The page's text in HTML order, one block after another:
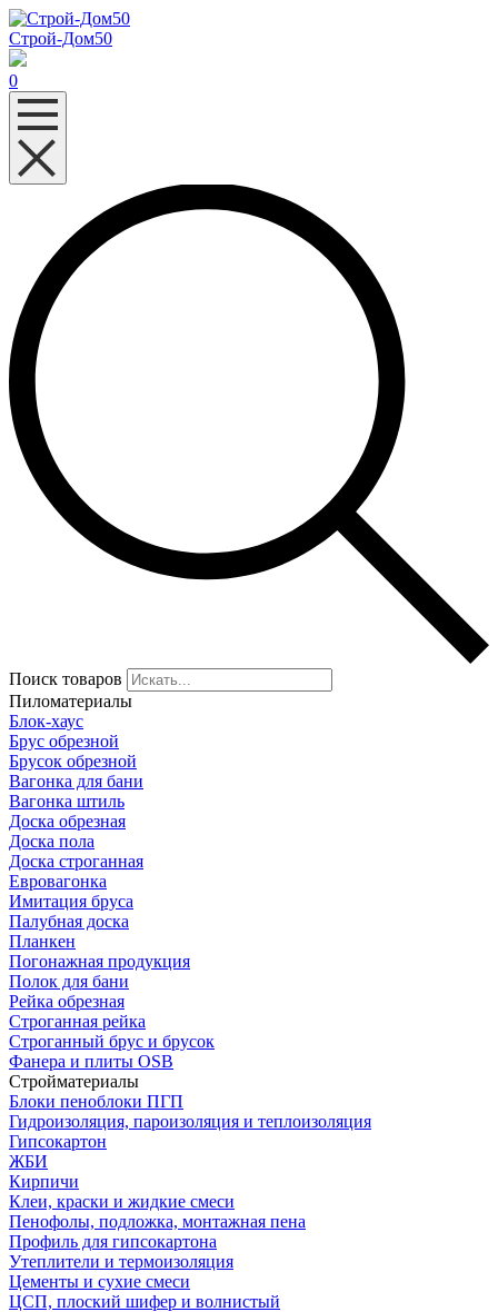
Строй-Дом50
0
Поиск товаров
Пиломатериалы
Блок-хаус
Брус обрезной
Брусок обрезной
Вагонка для бани
Вагонка штиль
Доска обрезная
Доска пола
Доска строганная
Евровагонка
Имитация бруса
Палубная доска
Планкен
Погонажная продукция
Полок для бани
Рейка обрезная
Строганная рейка
Строганный брус и брусок
Фанера и плиты OSB
Стройматериалы
Блоки пеноблоки ПГП
Гидроизоляция, пароизоляция и теплоизоляция
Гипсокартон
ЖБИ
Кирпичи
Клеи, краски и жидкие смеси
Пенофолы, подложка, монтажная пена
Профиль для гипсокартона
Утеплители и термоизоляция
Цементы и сухие смеси
ЦСП, плоский шифер и волнистый